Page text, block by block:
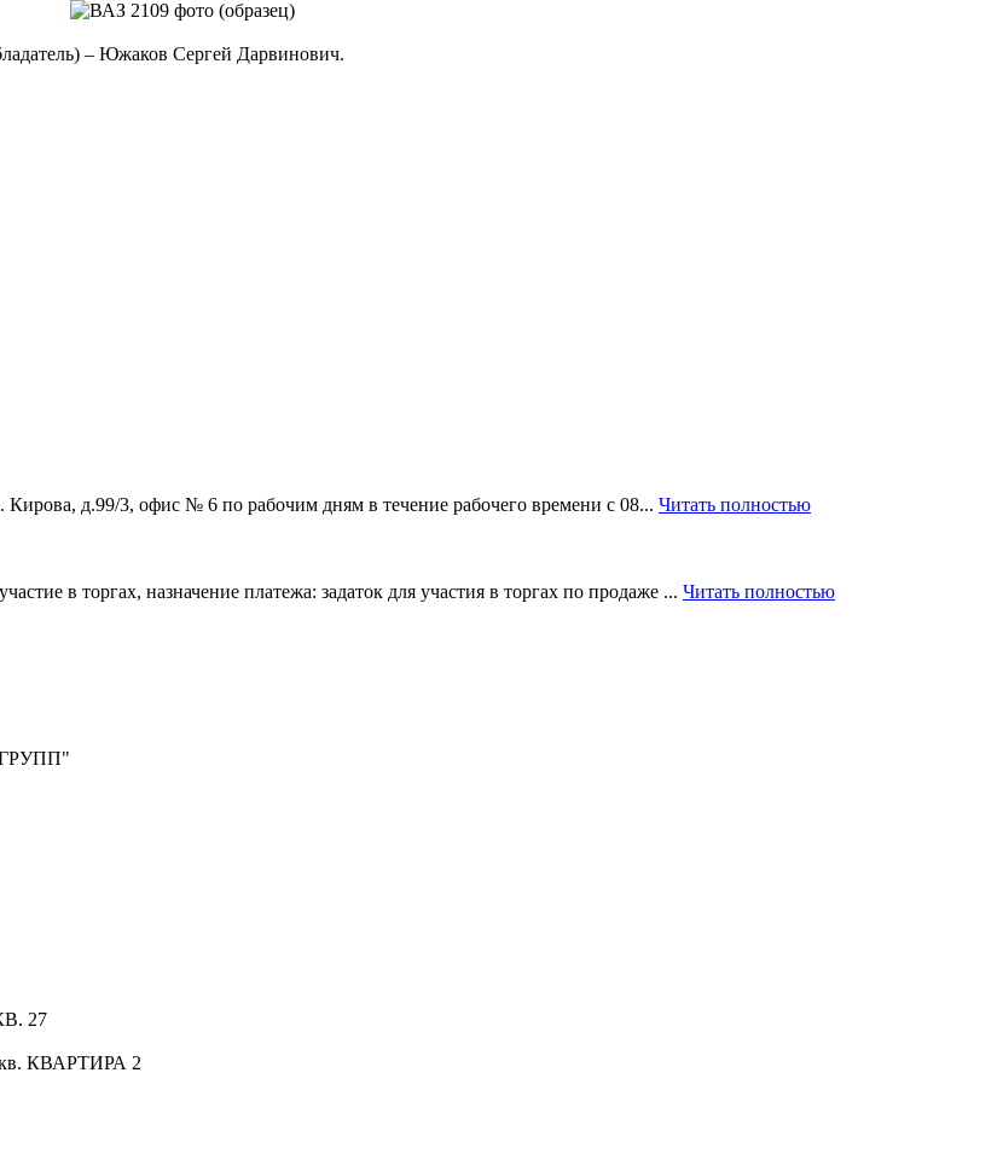
– Южаков Сергей Дарвинович.
д.99/3, офис № 6 по рабочим дням в течение рабочего времени с 08... Читать полностью
в торгах, назначение платежа: задаток для участия в торгах по продаже ... Читать полностью
27
КВАРТИРА 2